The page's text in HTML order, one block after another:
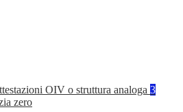
OIV o struttura analoga 3
zero